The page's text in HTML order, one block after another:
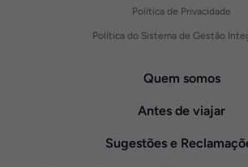
Política de Privacidade
Política do Sistema de Gestão
Quem somos
Antes de viajar
Sugestões e